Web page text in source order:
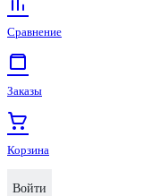
Сравнение
Заказы
Корзина
Войти